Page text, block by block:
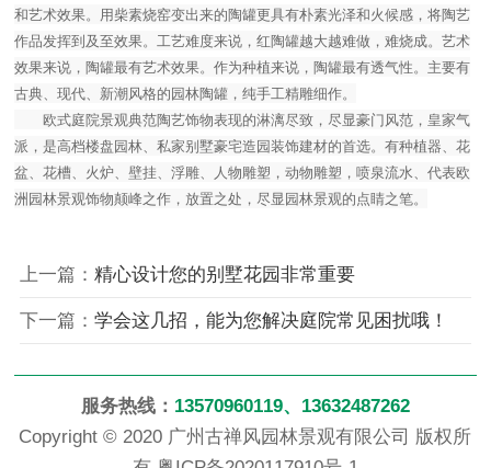
和艺术效果。用柴素烧窑变出来的陶罐更具有朴素光泽和火候感，将陶艺
作品发挥到及至效果。工艺难度来说，红陶罐越大越难做，难烧成。艺术
效果来说，陶罐最有艺术效果。作为种植来说，陶罐最有透气性。主要有
古典、现代、新潮风格的园林陶罐，纯手工精雕细作。
欧式庭院景观典范陶艺饰物表现的淋漓尽致，尽显豪门风范，皇家气
派，是高档楼盘园林、私家别墅豪宅造园装饰建材的首选。有种植器、花
盆、花槽、火炉、壁挂、浮雕、人物雕塑，动物雕塑，喷泉流水、代表欧
洲园林景观饰物颠峰之作，放置之处，尽显园林景观的点睛之笔。
上一篇： 精心设计您的别墅花园非常重要
下一篇： 学会这几招，能为您解决庭院常见困扰哦！
服务热线： 13570960119、13632487262
Copyright © 2020 广州古禅风园林景观有限公司 版权所